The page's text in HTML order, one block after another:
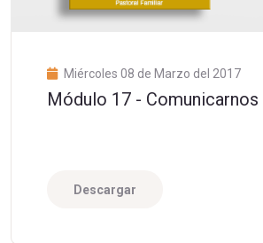
Miércoles 08 de Marzo del 2017
Módulo 17 -
Descargar